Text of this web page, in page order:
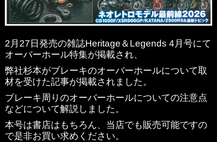
2月27日発売の雑誌Heritage＆Legends 4月号にて
オーバーホール特集が掲載され、
弊社杉本がブレーキのオーバーホールについて取
材を受けた記事が掲載されました。
ブレーキ周りのオーバーホールについての注意点
などについて解説しました。
本号は書店はもちろん、当店でも販売可能ですの
で是非お買い求めください。